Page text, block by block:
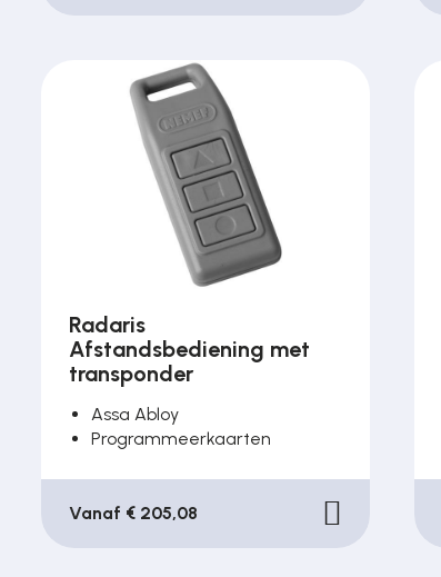
Radaris
Afstandsbediening met
transponder
Assa Abloy
Programmeerkaarten
Vanaf € 205,08